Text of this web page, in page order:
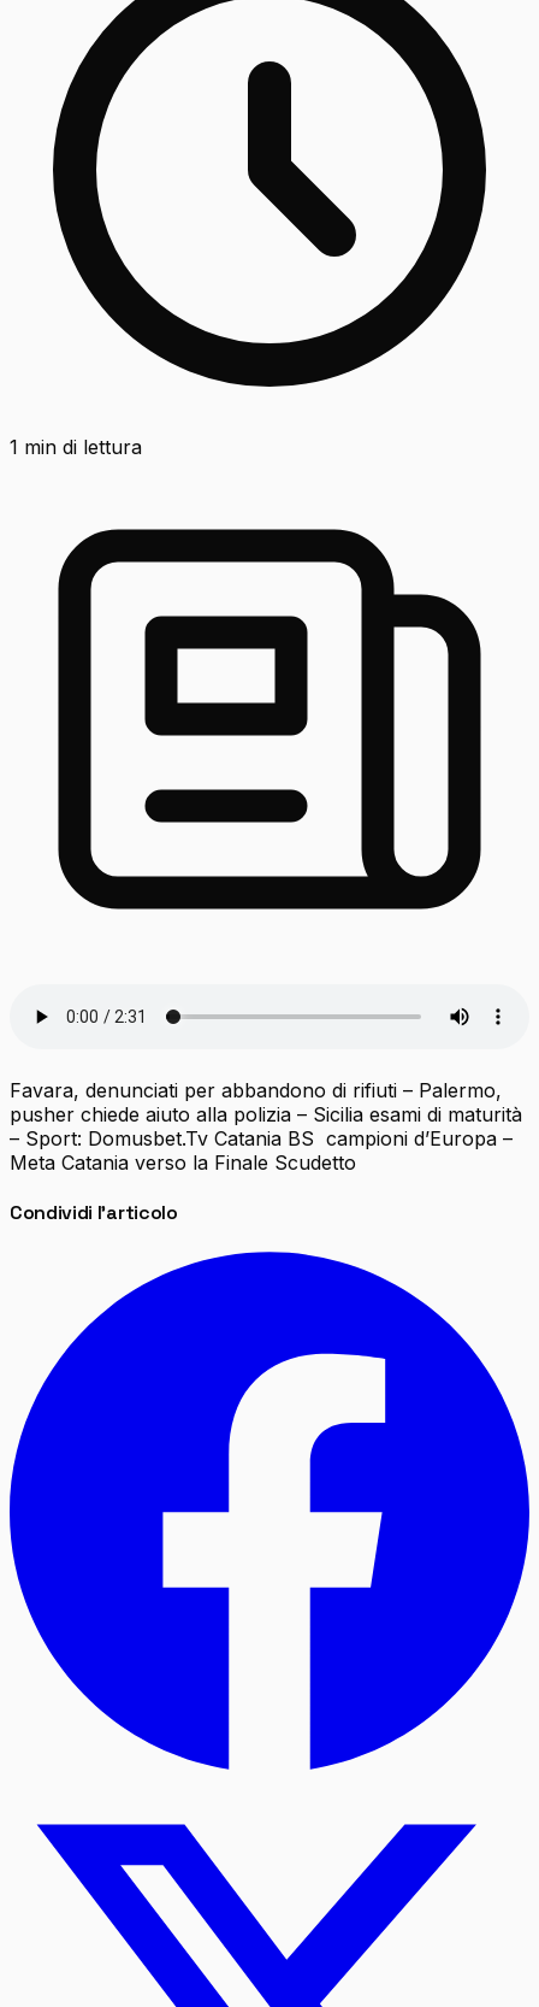
1 min di lettura
Favara, denunciati per abbandono di rifiuti – Palermo,
pusher chiede aiuto alla polizia – Sicilia esami di maturità
– Sport: Domusbet.Tv Catania BS campioni d’Europa –
Meta Catania verso la Finale Scudetto
Condividi l'articolo